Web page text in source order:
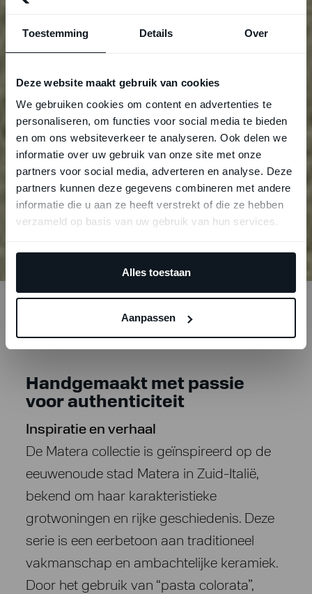
Toestemming Details Over
Deze website maakt gebruik van cookies
We gebruiken cookies om content en advertenties te
personaliseren, om functies voor social media te bieden
en om ons websiteverkeer te analyseren. Ook delen we
informatie over uw gebruik van onze site met onze
partners voor social media, adverteren en analyse. Deze
partners kunnen deze gegevens combineren met andere
informatie die u aan ze heeft verstrekt of die ze hebben
verzameld op basis van uw gebruik van hun services.
Alles toestaan
Aanpassen
Scroll naar beneden
Matera
Handgemaakt met passie
voor authenticiteit
Inspiratie en verhaal
De Matera collectie is geïnspireerd op de
eeuwenoude stad Matera in Zuid-Italië,
bekend om haar karakteristieke
grotwoningen en rijke geschiedenis. Deze
serie is een eerbetoon aan traditioneel
vakmanschap en ambachtelijke keramiek.
Door het gebruik van “pasta colorata”,